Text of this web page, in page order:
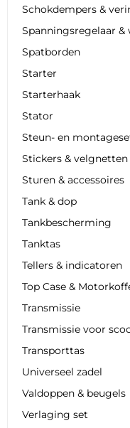
Schokdempers &
Spanningsregelaar &
Spatborden
Starter
Starterhaak
Stator
Steun- en
Stickers & velgnetten
Sturen & accessoires
Tank & dop
Tankbescherming
Tanktas
Tellers & indicatoren
Top Case &
Transmissie
Transmissie voor
Transporttas
Universeel zadel
Valdoppen & beugels
Verlaging set